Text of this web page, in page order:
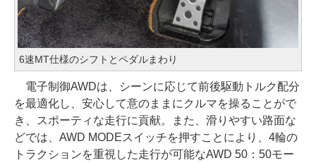
6速MT仕様のシフトとペダルまわり
電子制御AWDは、シーンに応じて前後駆動トルク配分
を最適化し、安心して意のままにクルマを操ることがで
き、スポーティな走行に貢献。また、滑りやすい路面な
どでは、AWD MODEスイッチを押すことにより、4輪の
トラクションを重視した走行が可能なAWD 50：50モー